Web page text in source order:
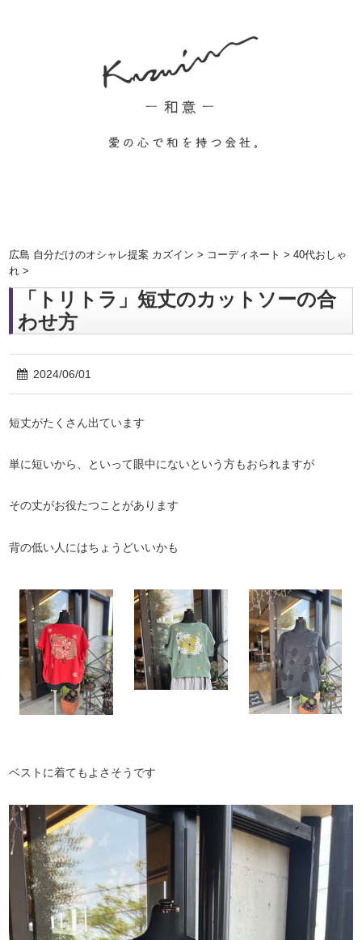
広島 自分だけのオシャレ提案 カズイン > コーディネート >40代おしゃ
れ >
「トリトラ」短丈のカットソーの合
わせ方
2024/06/01
短丈がたくさん出ています
単に短いから、といって眼中にないという方もおられますが
その丈がお役たつことがあります
背の低い人にはちょうどいいかも
ベストに着てもよさそうです